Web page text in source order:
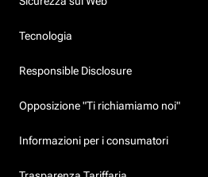
Tecnologia
Responsible Disclosure
Opposizione "Ti richiamiamo noi"
Informazioni per i consumatori